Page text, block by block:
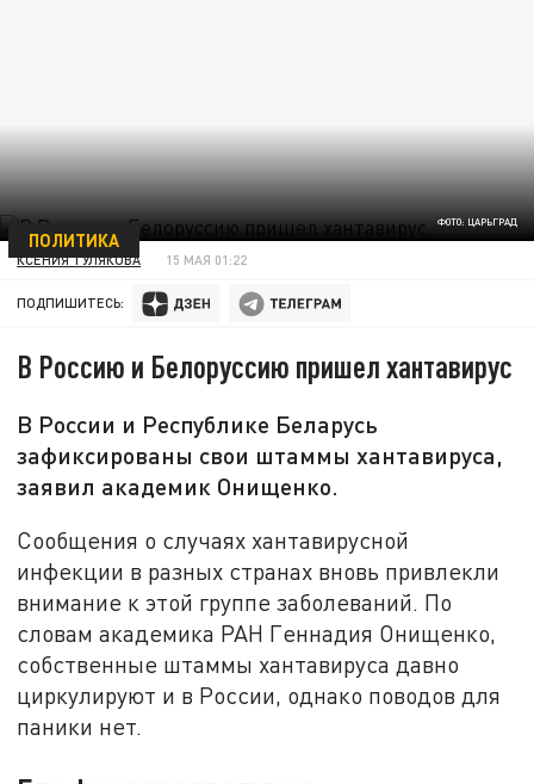
ФОТО: ЦАРЬГРАД
ПОЛИТИКА
КСЕНИЯ ТУЛЯКОВА 15 МАЯ 01:22
ПОДПИШИТЕСЬ:
В Россию и Белоруссию пришел хантавирус
В России и Республике Беларусь
зафиксированы свои штаммы хантавируса,
заявил академик Онищенко.
Сообщения о случаях хантавирусной
инфекции в разных странах вновь привлекли
внимание к этой группе заболеваний. По
словам академика РАН Геннадия Онищенко,
собственные штаммы хантавируса давно
циркулируют и в России, однако поводов для
паники нет.